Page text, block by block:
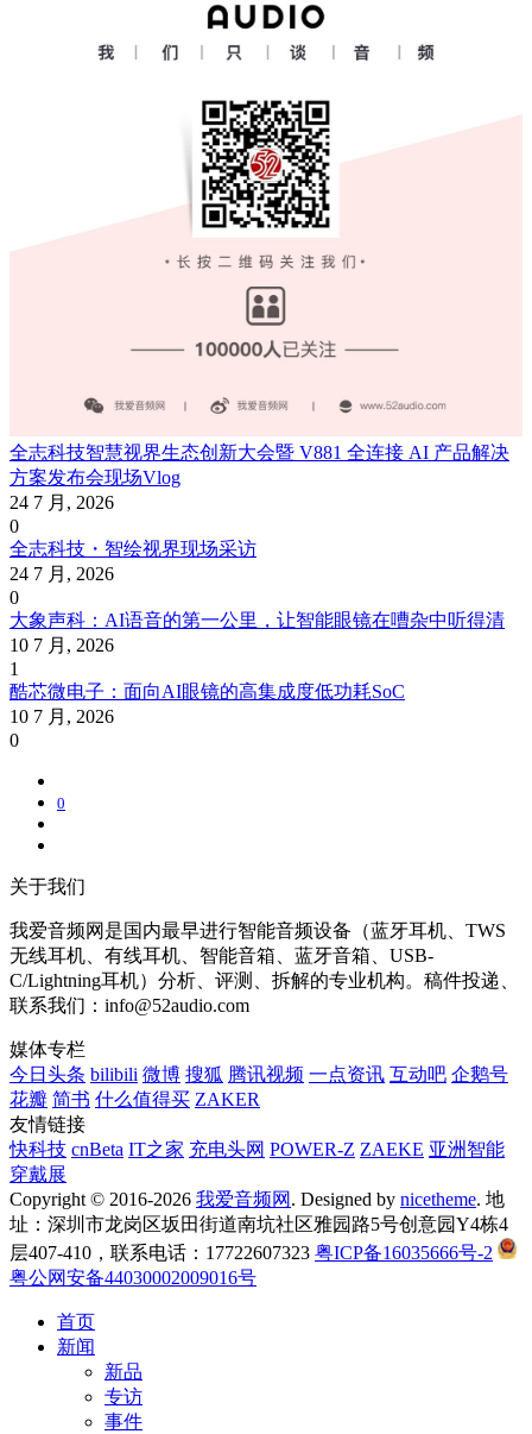
全志科技智慧视界生态创新大会暨 V881 全连接 AI 产品解决
方案发布会现场Vlog
24 7 月, 2026
0
全志科技・智绘视界现场采访
24 7 月, 2026
0
大象声科：AI语音的第一公里，让智能眼镜在嘈杂中听得清
10 7 月, 2026
1
酷芯微电子：面向AI眼镜的高集成度低功耗SoC
10 7 月, 2026
0
0
关于我们
我爱音频网是国内最早进行智能音频设备（蓝牙耳机、TWS
无线耳机、有线耳机、智能音箱、蓝牙音箱、USB-
C/Lightning耳机）分析、评测、拆解的专业机构。稿件投递、
联系我们：info@52audio.com
媒体专栏
今日头条 bilibili 微博 搜狐 腾讯视频 一点资讯 互动吧 企鹅号
花瓣 简书 什么值得买 ZAKER
友情链接
快科技 cnBeta IT之家 充电头网 POWER-Z ZAEKE 亚洲智能
穿戴展
Copyright © 2016-2026 我爱音频网 . Designed by nicetheme. 地
址：深圳市龙岗区坂田街道南坑社区雅园路5号创意园Y4栋4
层407-410，联系电话：17722607323 粤ICP备16035666号-2
粤公网安备44030002009016号
首页
新闻
新品
专访
事件